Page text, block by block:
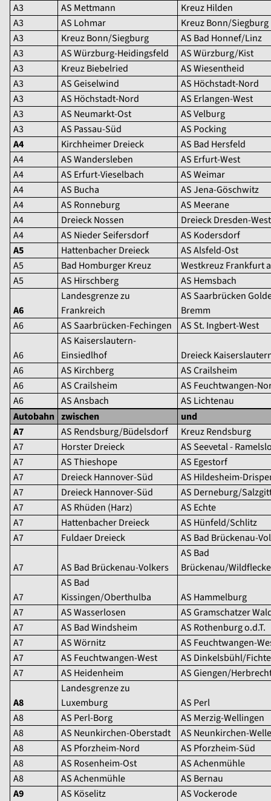
A3
AS Mettmann
Kreuz Hilden
A3
AS Lohmar
Kreuz Bonn/Siegburg
A3
Kreuz Bonn/Siegburg
AS Bad Honnef/Linz
A3
AS Würzburg-Heidingsfeld
AS Würzburg/Kist
A3
Kreuz Biebelried
AS Wiesentheid
A3
AS Geiselwind
AS Höchstadt-Nord
A3
AS Höchstadt-Nord
AS Erlangen-West
A3
AS Neumarkt-Ost
AS Velburg
A3
AS Passau-Süd
AS Pocking
A4
Kirchheimer Dreieck
AS Bad Hersfeld
A4
AS Wandersleben
AS Erfurt-West
A4
AS Erfurt-Vieselbach
AS Weimar
A4
AS Bucha
AS Jena-Göschwitz
A4
AS Ronneburg
AS Meerane
A4
Dreieck Nossen
Dreieck Dresden-West
A4
AS Nieder Seifersdorf
AS Kodersdorf
A5
Hattenbacher Dreieck
AS Alsfeld-Ost
A5
Bad Homburger Kreuz
Westkreuz Frankfurt
A5
AS Hirschberg AS Hemsbach
A6
Landesgrenze zu
Frankreich
AS Saarbrücken
Bremm
A6
AS Saarbrücken-Fechingen AS St. Ingbert-West
A6
AS Kaiserslautern-
Einsiedlhof
Dreieck
A6
AS Kirchberg
AS Crailsheim
A6
AS Crailsheim
AS Feuchtwangen-
A6
AS Ansbach
AS Lichtenau
Autobahn zwischen
und
A7
AS Rendsburg/Büdelsdorf
Kreuz Rendsburg
A7
Horster Dreieck
AS Seevetal -
A7
AS Thieshope
AS Egestorf
A7
Dreieck Hannover-Süd
AS Hildesheim-
A7
Dreieck Hannover-Süd
AS Derneburg/
A7
AS Rhüden (Harz)
AS Echte
A7
Hattenbacher Dreieck
AS Hünfeld/Schlitz
A7
Fuldaer Dreieck AS Bad Brückenau-
A7 AS Bad Brückenau-Volkers
AS Bad
Brückenau/
A7
AS Bad
Kissingen/Oberthulba
AS Hammelburg
A7
AS Wasserlosen
AS Gramschatzer
A7
AS Bad Windsheim
AS Rothenburg o.d.T.
A7
AS Wörnitz
AS Feuchtwangen-
A7
AS Feuchtwangen-West
AS Dinkelsbühl/
A7
AS Heidenheim AS Giengen/
A8
Landesgrenze zu
Luxemburg
AS Perl
A8
AS Perl-Borg
AS Merzig-Wellingen
A8
AS Neunkirchen-Oberstadt
AS Neunkirchen-
A8
AS Pforzheim-Nord
AS Pforzheim-Süd
A8
AS Rosenheim-Ost
AS Achenmühle
A8
AS Achenmühle
AS Bernau
A9
AS Köselitz AS Vockerode